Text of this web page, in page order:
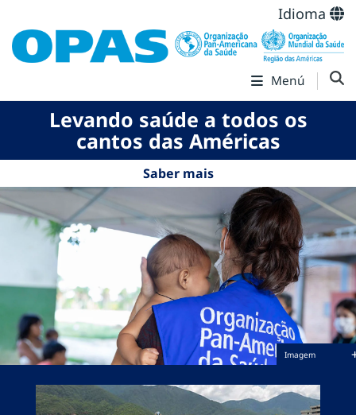
Idioma
Menú
Levando saúde a todos os
cantos das Américas
Saber mais
Imagem